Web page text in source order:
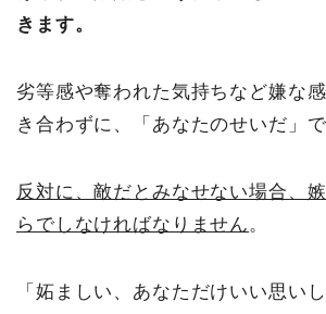
きます。
劣等感や奪われた気持ちなど嫌な
き合わずに、「あなたのせいだ」
反対に、敵だとみなせない場合、
らでしなければなりません。
「妬ましい、あなただけいい思い